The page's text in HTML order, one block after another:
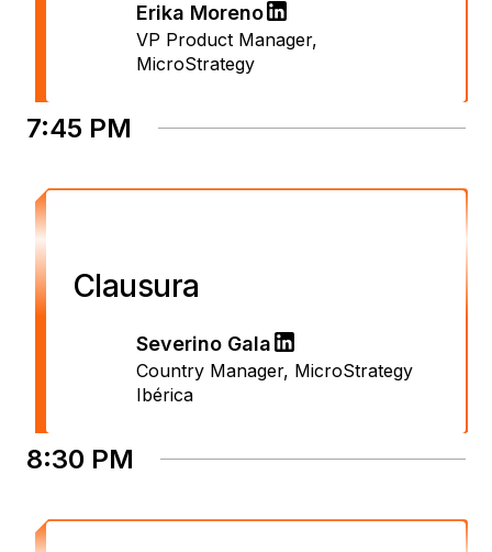
Erika Moreno
VP Product Manager,
MicroStrategy
7:45 PM
Clausura
Severino Gala
Country Manager, MicroStrategy
Ibérica
8:30 PM